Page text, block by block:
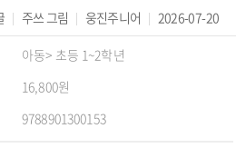
주쓰그림 웅진주니어 2026-07-20
아동> 초등 1~2학년
16,800원
9788901300153